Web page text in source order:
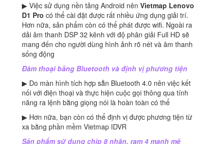
▶ Việc sử dụng nền tảng Android nên Vietmap Lenovo
D1 Pro có thể cài đặt được rất nhiều ứng dụng giải trí.
Hơn nữa, sản phẩm còn có thể phát được wifi. Ngoài ra
dải âm thanh DSP 32 kênh với độ phân giải Full HD sẽ
mang đến cho người dùng hình ảnh rõ nét và âm thanh
sống động
Đàm thoại bằng Bluetooth và định vị phương tiện
▶ Do màn hình tích hợp sẵn Bluetooth 4.0 nên việc kết
nối với điện thoại và thực hiện cuộc gọi thông qua tính
năng ra lệnh bằng giọng nói là hoàn toàn có thể
▶ Hơn nữa, bạn còn có thể định vị được phương tiện từ
xa bằng phần mềm Vietmap IDVR
Sản phẩm sử dụng chip 8 nhân, ram 4 mạnh mẽ